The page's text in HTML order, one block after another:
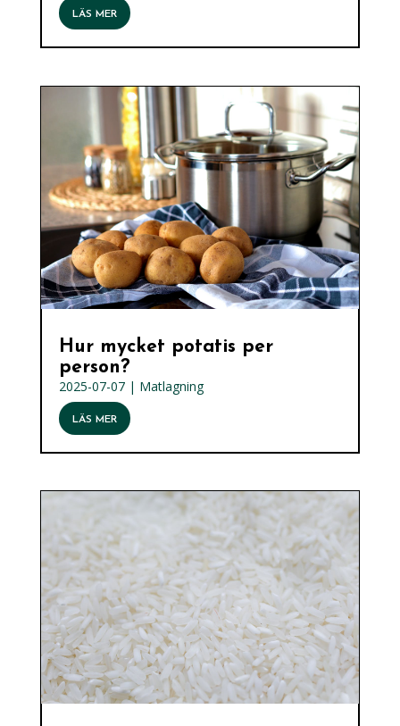
LÄS MER
Hur mycket potatis per
person?
2025-07-07| Matlagning
LÄS MER